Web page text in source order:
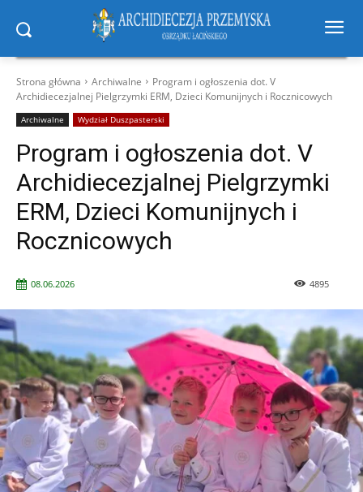
Strona główna Archiwalne
Program i ogłoszenia dot. V
Archidiecezjalnej Pielgrzymki ERM, Dzieci Komunijnych i Rocznicowych
Archiwalne Wydział Duszpasterski
Program i ogłoszenia dot. V
Archidiecezjalnej Pielgrzymki
ERM, Dzieci Komunijnych i
Rocznicowych
08.06.2026 4895